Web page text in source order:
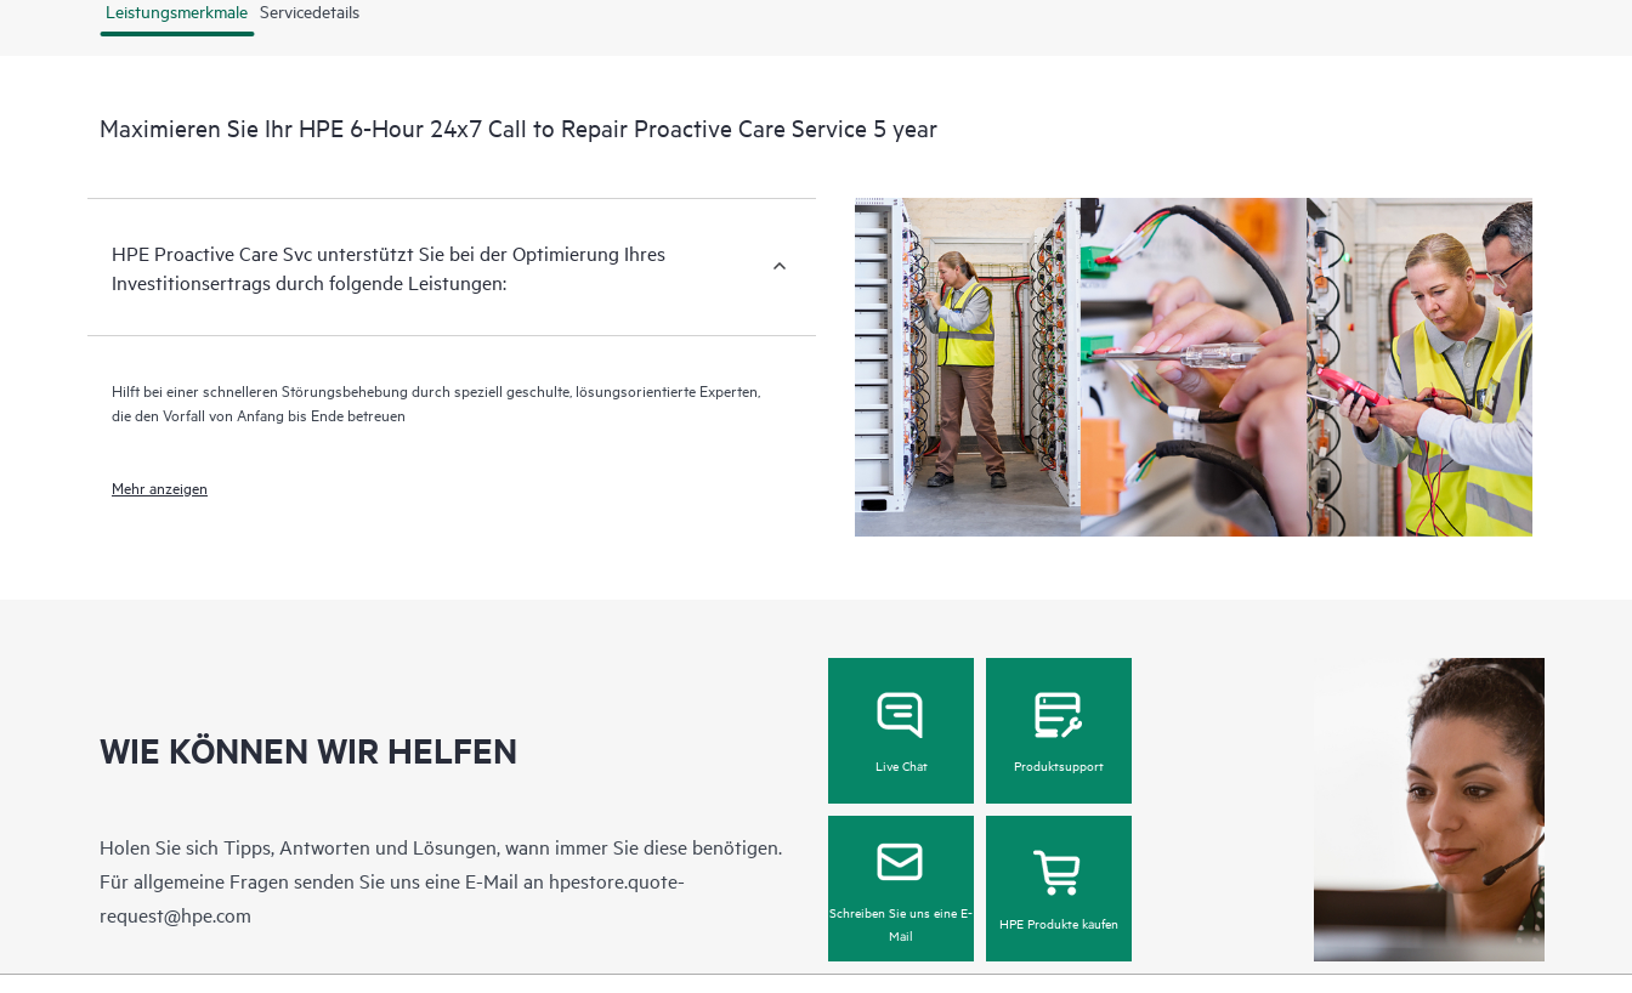
Sie sicherstellen können, dass Ihre durch HPE Proactive Care abgedeckte Infrastruktur
Überprüfungen (Proactive Scan) Ihrer von HPE Proactive Care abgedeckten Geräte
erleichtern Ihnen das Erkennen und Lösen von Konfigurationsproblemen. HPE
Proactive Care stellt außerdem vierteljährlich Berichte zu Vorfällen bereit, um Sie auf
häufig auftretende Probleme aufmerksam zu machen, damit Sie ein wiederholtes
Auftreten vermeiden können.
Leistungsmerkmale Servicedetails
Maximieren Sie Ihr HPE 6-Hour 24x7 Call to Repair Proactive Care Service 5 year
HPE Proactive Care Svc unterstützt Sie bei der Optimierung Ihres
Investitionsertrags durch folgende Leistungen:
Hilft bei einer schnelleren Störungsbehebung durch speziell geschulte, lösungsorientierte Experten,
die den Vorfall von Anfang bis Ende betreuen
Mehr anzeigen
WIE KÖNNEN WIR HELFEN
Holen Sie sich Tipps, Antworten und Lösungen, wann immer Sie diese benötigen.
Für allgemeine Fragen senden Sie uns eine E-Mail an hpestore.quote-
request@hpe.com
Live Chat Produktsupport
Schreiben Sie uns eine E-
Mail
HPE Produkte kaufen